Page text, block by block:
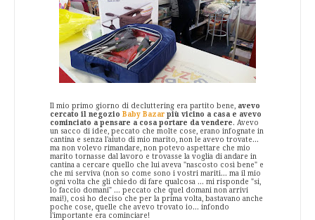
Il mio primo giorno di decluttering era partito bene, avevo
cercato il negozio Baby Bazar più vicino a casa e avevo
cominciato a pensare a cosa portare da vendere. Avevo
un sacco di idee, peccato che molte cose, erano infognate in
cantina e senza l'aiuto di mio marito, non le avevo trovate...
ma non volevo rimandare, non potevo aspettare che mio
marito tornasse dal lavoro e trovasse la voglia di andare in
cantina a cercare quello che lui aveva "nascosto così bene" e
che mi serviva (non so come sono i vostri mariti... ma il mio
ogni volta che gli chiedo di fare qualcosa ... mi risponde "si,
lo faccio domani" ... peccato che quel domani non arrivi
mai!), così ho deciso che per la prima volta, bastavano anche
poche cose, quelle che avevo trovato io... infondo
l'importante era cominciare!